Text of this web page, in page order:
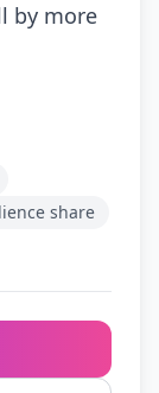
by more
share